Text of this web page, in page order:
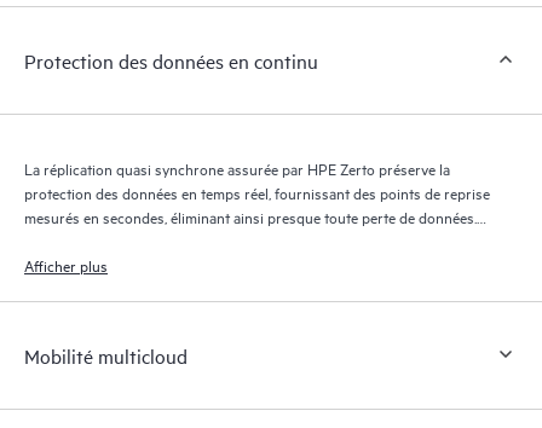
Protection des données en continu
La réplication quasi synchrone assurée par HPE Zerto préserve la
protection des données en temps réel, fournissant des points de reprise
mesurés en secondes, éliminant ainsi presque toute perte de données.
reprise pendant 30 jours maximum, offrant une reprise granulaire et
Afficher plus
Mobilité multicloud